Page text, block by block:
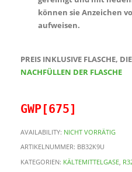
können sie Anzeichen
aufweisen.
PREIS INKLUSIVE FLASCHE,
NACHFÜLLEN DER FLASCHE
GWP[675]
AVAILABILITY: NICHT VORRÄTIG
ARTIKELNUMMER: BB32K9U
KATEGORIEN: KÄLTEMITTELGASE,